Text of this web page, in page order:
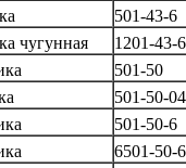
501-43-6
чугунная
1201-43-6
501-50
501-50-04
501-50-6
6501-50-6